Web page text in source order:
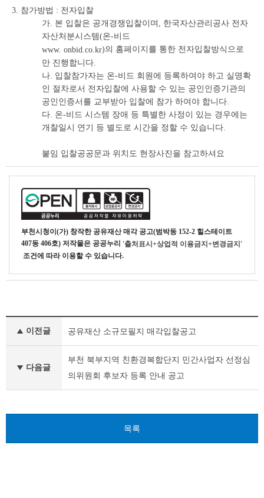
3. 참가방법 : 전자입찰
가. 본 입찰은 공개경쟁입찰이며, 한국자산관리공사 전자
자산처분시스템(온-비드
www. onbid.co.kr)의 홈페이지를 통한 전자입찰방식으로
만 진행합니다.
나. 입찰참가자는 온-비드 회원에 등록하여야 하고 실명확
인 절차로서 전자입찰에 사용할 수 있는 공인인증기관의
공인인증서를 교부받아 입찰에 참가 하여야 합니다.
다. 온-비드 시스템 장애 등 특별한 사정이 있는 경우에는
개찰일시 연기 등 별도로 시간을 정할 수 있습니다.
붙임 입찰공공문과 위치도 현장사진을 참고하셔요
부천시청이(가) 창작한 공유재산 매각 공고(범박동 152-2 힐스테이트
407동 406호) 저작물은 공공누리 '출처표시+상업적 이용금지+변경금지'
조건에 따라 이용할 수 있습니다.
공
글
음
이전글 공유재산 소규모필지 매각입찰공고
다음글
부천 북부지역 친환경복합단지 민간사업자 선정심
의위원회 후보자 등록 안내 공고
목록